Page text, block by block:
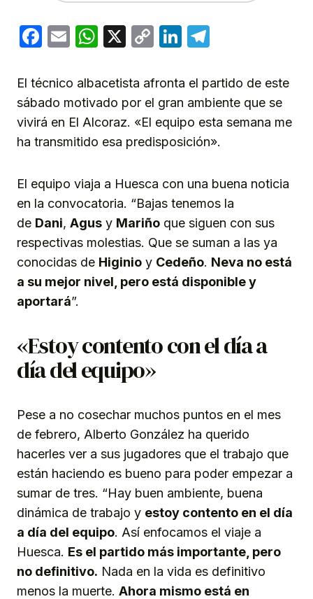
Facebook
EmailWhatsApp
X
CopyLinkedIn
El técnico albacetista afronta el partido de este
sábado motivado por el gran ambiente que se
vivirá en El Alcoraz. «El equipo esta semana me
ha transmitido esa predisposición».
El equipo viaja a Huesca con una buena noticia
en la convocatoria. “Bajas tenemos la
de Dani, Agus y Mariño que siguen con sus
respectivas molestias. Que se suman a las ya
conocidas de Higinio y Cedeño. Neva no está
a su mejor nivel, pero está disponible y
aportará”.
«Estoy contento con el día a
día del equipo»
Pese a no cosechar muchos puntos en el mes
de febrero, Alberto González ha querido
hacerles ver a sus jugadores que el trabajo que
están haciendo es bueno para poder empezar a
sumar de tres. “Hay buen ambiente, buena
dinámica de trabajo y estoy contento en el día
a día del equipo. Así enfocamos el viaje a
Huesca. Es el partido más importante, pero
no definitivo. Nada en la vida es definitivo
menos la muerte. Ahora mismo está en